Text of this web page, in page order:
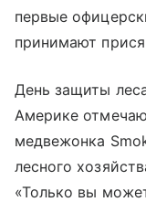
первые
принимают
День защиты
Америке
медвежонка
лесного
«Только вы